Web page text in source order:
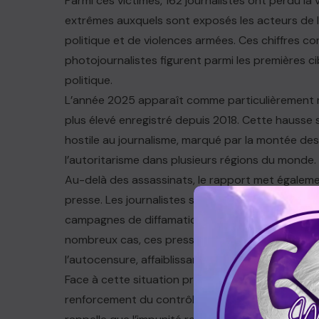
extrêmes auxquels sont exposés les acteurs
politique et de violences armées. Ces chiffres
photojournalistes figurent parmi les premières
politique.
L’année 2025 apparaît comme
plus élevé enregistré depuis 2018. Cette
hostile au journalisme, marqué par la montée
l’autoritarisme dans plusieurs régions du monde.
Au-delà des assassinats, le rapport met
presse. Les journalistes sont confrontés à des
campagnes de diffamation, à des poursuites
nombreux cas, ces pressions forcent des
l’autocensure, affaiblissant ainsi la production
Face à cette situation préoccupante, l’UNESCO
renforcement du contrôle des médias par des